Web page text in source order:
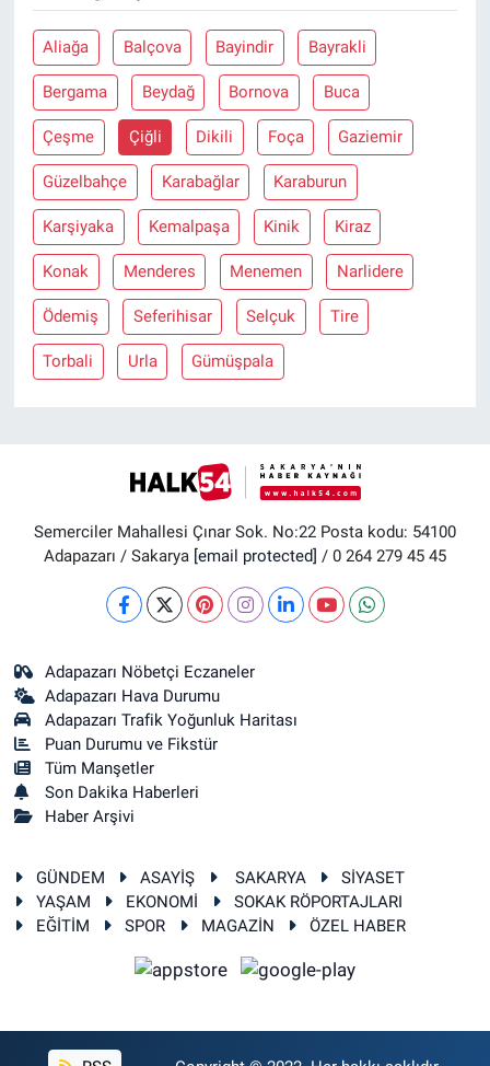
Aliağa Balçova Bayindir Bayrakli
Bergama Beydağ Bornova Buca
Çeşme Çiğli Dikili Foça Gaziemir
Güzelbahçe Karabağlar Karaburun
Karşiyaka Kemalpaşa Kinik Kiraz
Konak Menderes Menemen Narlidere
Ödemiş Seferihisar Selçuk Tire
Torbali Urla Gümüşpala
Semerciler Mahallesi Çınar Sok. No:22 Posta kodu: 54100
Adapazarı / Sakarya [email protected] / 0 264 279 45 45
Adapazarı Nöbetçi Eczaneler
Adapazarı Hava Durumu
Adapazarı Trafik Yoğunluk Haritası
Puan Durumu ve Fikstür
Tüm Manşetler
Son Dakika Haberleri
Haber Arşivi
GÜNDEM ASAYİŞ SAKARYA
SİYASET
YAŞAM
EKONOMİ
SOKAK RÖPORTAJLARI
EĞİTİM
SPOR MAGAZİN ÖZEL HABER